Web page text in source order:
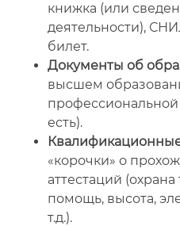
книжка (или
деятельности),
билет.
Документы об
высшем
профессиональной
есть).
«корочки» о
аттестаций
помощь, высота,
т.д.).